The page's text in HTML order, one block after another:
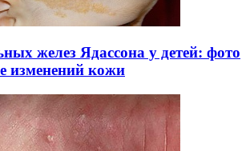
желез Ядассона у детей: фото
изменений кожи